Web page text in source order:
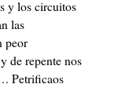
y los circuitos
las
peor
de repente nos
Petrificaos